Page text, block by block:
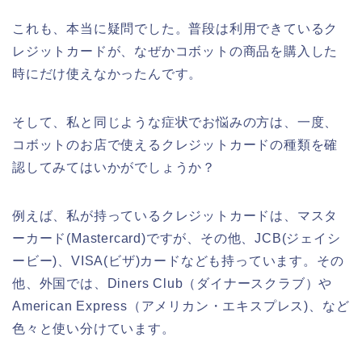
これも、本当に疑問でした。普段は利用できているク
レジットカードが、なぜかコボットの商品を購入した
時にだけ使えなかったんです。
そして、私と同じような症状でお悩みの方は、一度、
コボットのお店で使えるクレジットカードの種類を確
認してみてはいかがでしょうか？
例えば、私が持っているクレジットカードは、マスタ
ーカード(Mastercard)ですが、その他、JCB(ジェイシ
ービー)、VISA(ビザ)カードなども持っています。その
他、外国では、Diners Club（ダイナースクラブ）や
American Express（アメリカン・エキスプレス)、など
色々と使い分けています。